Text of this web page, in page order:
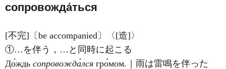
сопровожда́ться
[不完]〔be accompanied〕〈[造]〉
①…を伴う，…と同時に起こる
До́ждь сопровожда́лся гро́мом.｜雨は雷鳴を伴った